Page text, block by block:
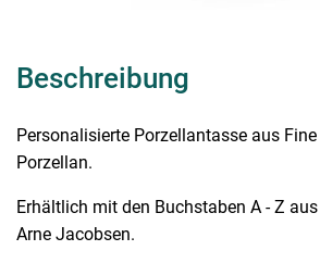
Beschreibung
Personalisierte Porzellantasse aus
Porzellan.
Erhältlich mit den Buchstaben A - Z
Arne Jacobsen.